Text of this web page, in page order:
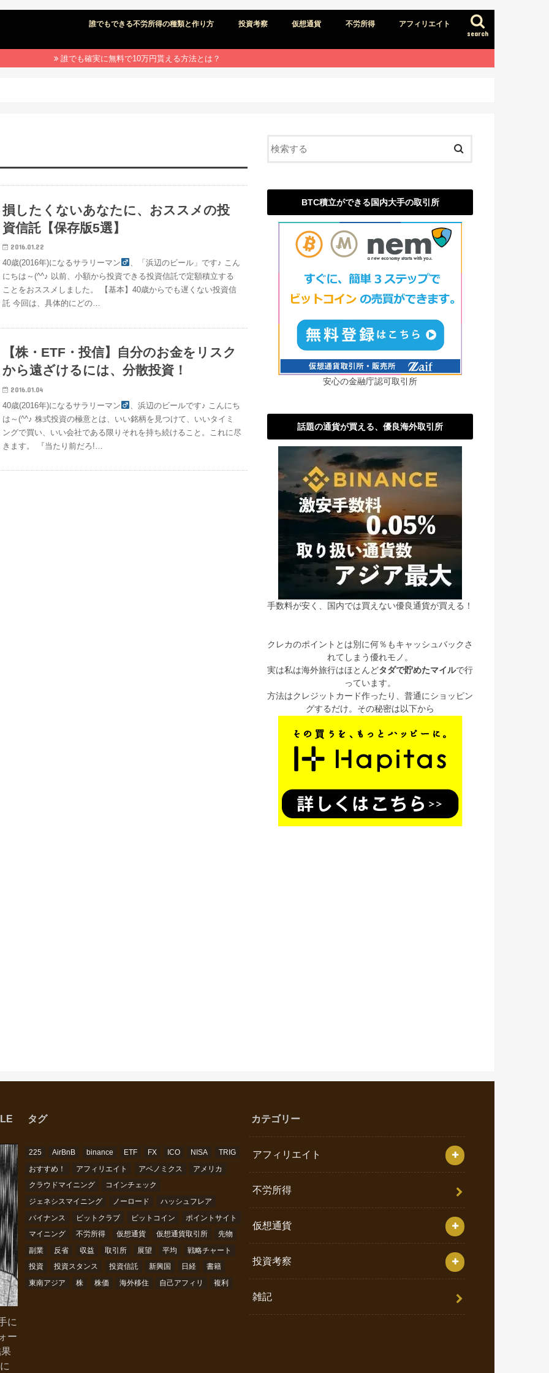
search
誰でもできる不労所得の種類と作り方 投資考察 仮想通貨 不労所得 アフィリエイト
誰でも確実に無料で10万円貰える方法とは？
損したくないあなたに、おススメの投
資信託【保存版5選】
2016.01.22
40歳(2016年)になるサラリーマン
、「浜辺のビール」です♪ こん
にちは～(^^♪ 以前、小額から投資できる投資信託で定額積立する
ことをおススメしました。 【基本】40歳からでも遅くない投資信
託 今回は、具体的にどの…
【株・ETF・投信】自分のお金をリスク
から遠ざけるには、分散投資！
2016.01.04
40歳(2016年)になるサラリーマン
、浜辺のビールです♪ こんにち
は～(^^♪ 株式投資の極意とは、いい銘柄を見つけて、いいタイミ
ングで買い、いい会社である限りそれを持ち続けること。これに尽
きます。 『当たり前だろ!…
BTC積立ができる国内大手の取引所
安心の金融庁認可取引所
話題の通貨が買える、優良海外取引所
手数料が安く、国内では買えない優良通貨が買える！
クレカのポイントとは別に何％もキャッシュバックさ
れてしまう優れモノ。
実は私は海外旅行はほとんどタダで貯めたマイルで行
っています。
方法はクレジットカード作ったり、普通にショッピン
グするだけ。その秘密は以下から
に
ー
タグ
225 AirBnB binance ETF FX ICO NISA
TRIG
おすすめ！
アフィリエイト アベノミクス
アメリカ
クラウドマイニング
コインチェック
ジェネシスマイニング
ノーロード
ハッシュフレア
バイナンス
ビットクラブ ビットコイン
ポイントサイト
マイニング
不労所得 仮想通貨 仮想通貨取引所
先物
副業
反省 収益 取引所 展望 平均
戦略チャート
投資
投資スタンス 投資信託 新興国 日経
書籍
東南アジア
株 株価 海外移住 自己アフィリ 複利
カテゴリー
アフィリエイト
不労所得
仮想通貨
投資考察
雑記